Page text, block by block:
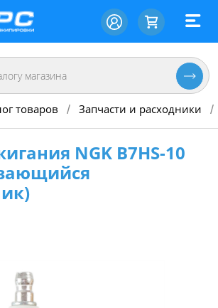
товаров / Запчасти и расходники /
NGK B7HS-10